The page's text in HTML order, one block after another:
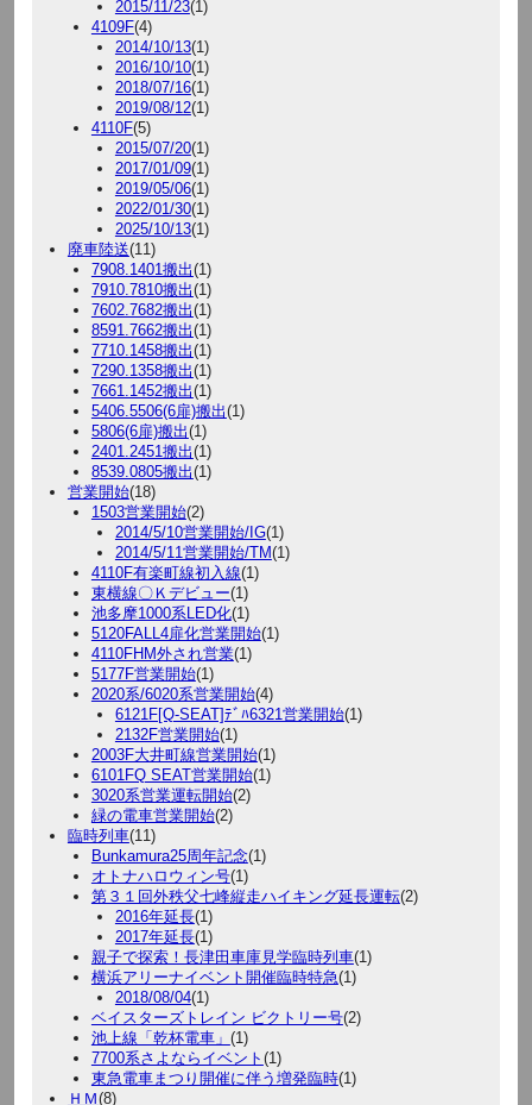
2015/11/23(1)
4109F(4)
2014/10/13(1)
2016/10/10(1)
2018/07/16(1)
2019/08/12(1)
4110F(5)
2015/07/20(1)
2017/01/09(1)
2019/05/06(1)
2022/01/30(1)
2025/10/13(1)
廃車陸送(11)
7908.1401搬出(1)
7910.7810搬出(1)
7602.7682搬出(1)
8591.7662搬出(1)
7710.1458搬出(1)
7290.1358搬出(1)
7661.1452搬出(1)
5406.5506(6扉)搬出(1)
5806(6扉)搬出(1)
2401.2451搬出(1)
8539.0805搬出(1)
営業開始(18)
1503営業開始(2)
2014/5/10営業開始/IG(1)
2014/5/11営業開始/TM(1)
4110F有楽町線初入線(1)
東横線〇Ｋデビュー(1)
池多摩1000系LED化(1)
5120FALL4扉化営業開始(1)
4110FHM外され営業(1)
5177F営業開始(1)
2020系/6020系営業開始(4)
6121F[Q-SEAT]ﾃﾞﾊ6321営業開始(1)
2132F営業開始(1)
2003F大井町線営業開始(1)
6101FQ SEAT営業開始(1)
3020系営業運転開始(2)
緑の電車営業開始(2)
臨時列車(11)
Bunkamura25周年記念(1)
オトナハロウィン号(1)
第３１回外秩父七峰縦走ハイキング延長運転(2)
2016年延長(1)
2017年延長(1)
親子で探索！長津田車庫見学臨時列車(1)
横浜アリーナイベント開催臨時特急(1)
2018/08/04(1)
ベイスターズトレイン ビクトリー号(2)
池上線「乾杯電車」 (1)
7700系さよならイベント (1)
東急電車まつり開催に伴う増発臨時(1)
ＨＭ(8)